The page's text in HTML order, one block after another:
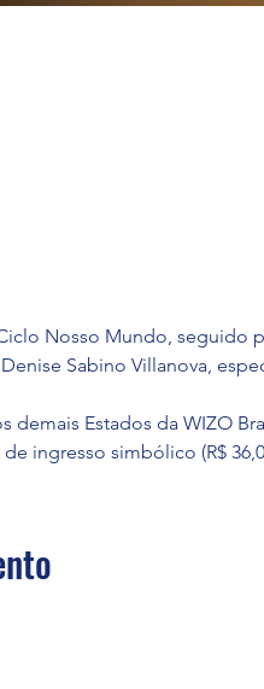
Nosso Mundo, seguido
Sabino Villanova,
demais Estados da WIZO
ingresso simbólico (R$